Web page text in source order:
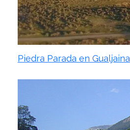
Piedra Parada en Gualjaina